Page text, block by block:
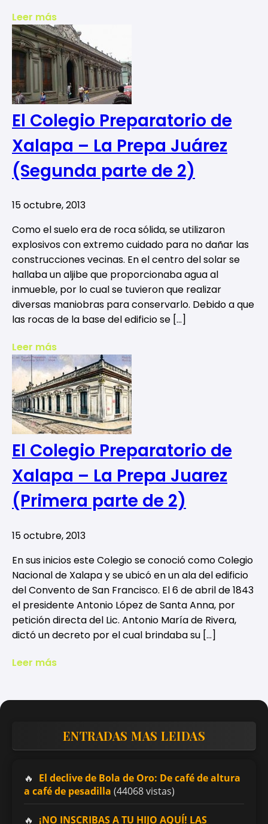
Leer más
El Colegio Preparatorio de
Xalapa – La Prepa Juárez
(Segunda parte de 2)
15 octubre, 2013
Como el suelo era de roca sólida, se utilizaron
explosivos con extremo cuidado para no dañar las
construcciones vecinas. En el centro del solar se
hallaba un aljibe que proporcionaba agua al
inmueble, por lo cual se tuvieron que realizar
diversas maniobras para conservarlo. Debido a que
las rocas de la base del edificio se […]
Leer más
El Colegio Preparatorio de
Xalapa – La Prepa Juarez
(Primera parte de 2)
15 octubre, 2013
En sus inicios este Colegio se conoció como Colegio
Nacional de Xalapa y se ubicó en un ala del edificio
del Convento de San Francisco. El 6 de abril de 1843
el presidente Antonio López de Santa Anna, por
petición directa del Lic. Antonio María de Rivera,
dictó un decreto por el cual brindaba su […]
Leer más
ENTRADAS MAS LEIDAS
El declive de Bola de Oro: De café de altura
a café de pesadilla (44068 vistas)
¡NO INSCRIBAS A TU HIJO AQUÍ! LAS